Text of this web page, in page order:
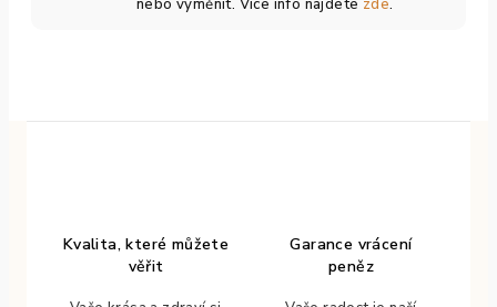
nebo vyměnit. Více info najdete zde.
Kvalita, které můžete
věřit
Garance vrácení
peněz